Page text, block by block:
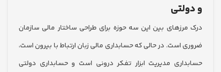
بین این سه حوزه برای طراحی ساختار مالی سازمان
است. در حالی که حسابداری مالی زبان ارتباط با بیرون است،
مدیریت ابزار تفکر درونی است و حسابداری دولتی